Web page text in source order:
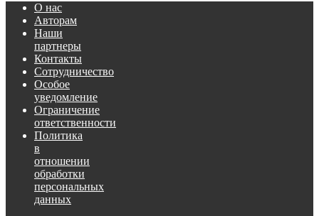
О нас
Авторам
Наши
партнеры
Контакты
Сотрудничество
Особое
уведомление
Ограничение
ответственности
Политика
в
отношении
обработки
персональных
данных